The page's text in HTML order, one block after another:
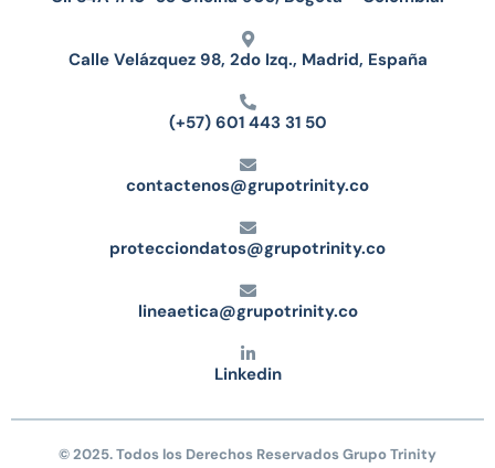
Calle Velázquez 98, 2do Izq., Madrid, España
(+57) 601 443 31 50
contactenos@grupotrinity.co
protecciondatos@grupotrinity.co
lineaetica@grupotrinity.co
Linkedin
© 2025. Todos los Derechos Reservados Grupo Trinity